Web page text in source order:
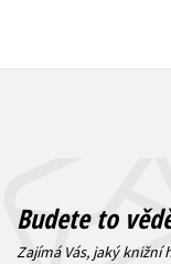
Budete to
Zajímá Vás, jaký knižní